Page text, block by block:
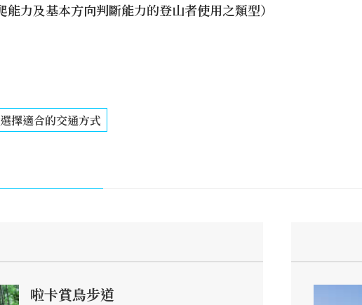
力及基本方向判斷能力的登山者使用之類型）
擇適合的交通方式
啦卡賞鳥步道